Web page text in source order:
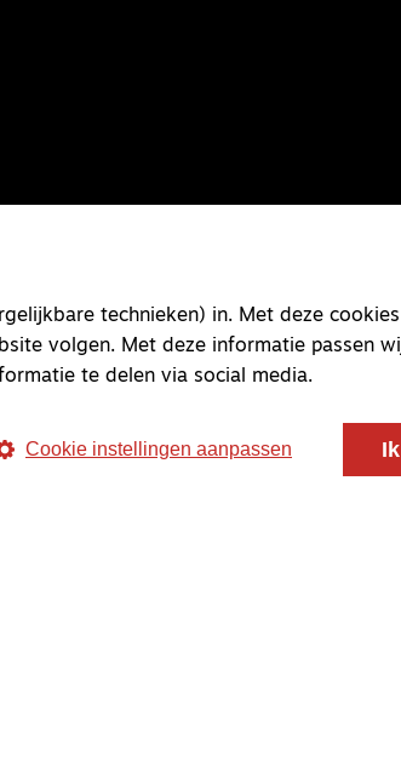
technieken) in. Met deze
volgen. Met deze informatie passen
te delen via social media.
Cookie instellingen aanpassen